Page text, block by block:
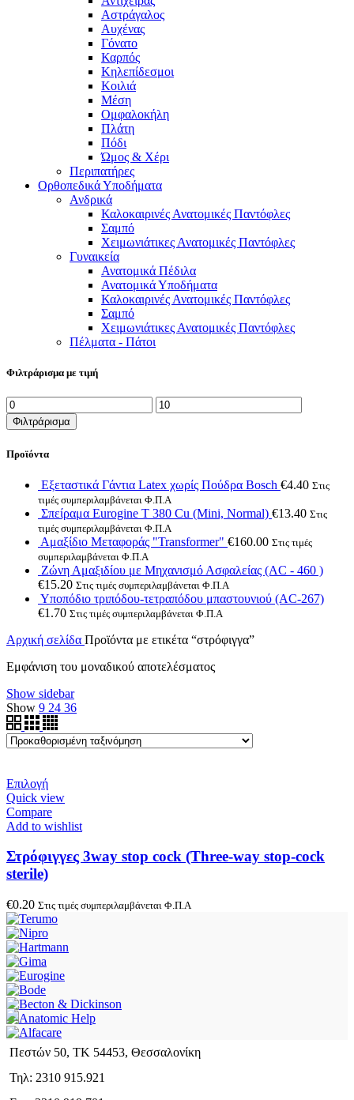
Αστράγαλος
Αυχένας
Γόνατο
Καρπός
Κηλεπίδεσμοι
Κοιλιά
Μέση
Ομφαλοκήλη
Πλάτη
Πόδι
Ώμος & Χέρι
Περιπατήρες
Ορθοπεδικά Υποδήματα
Ανδρικά
Καλοκαιρινές Ανατομικές Παντόφλες
Σαμπό
Χειμωνιάτικες Ανατομικές Παντόφλες
Γυναικεία
Ανατομικά Πέδιλα
Ανατομικά Υποδήματα
Καλοκαιρινές Ανατομικές Παντόφλες
Σαμπό
Χειμωνιάτικες Ανατομικές Παντόφλες
Πέλματα - Πάτοι
Φιλτράρισμα με τιμή
Ελάχιστη
τιμή
Μέγιστη
τιμή
Φιλτράρισμα
Προϊόντα
Εξεταστικά Γάντια Latex χωρίς Πούδρα Bosch €4.40 Στις
τιμές συμπεριλαμβάνεται Φ.Π.Α
Σπείραμα Eurogine Τ 380 Cu (Mini, Normal) €13.40 Στις
τιμές συμπεριλαμβάνεται Φ.Π.Α
Αμαξίδιο Μεταφοράς "Transformer" €160.00 Στις τιμές
συμπεριλαμβάνεται Φ.Π.Α
Ζώνη Αμαξιδίου με Μηχανισμό Ασφαλείας (AC - 460 )
€15.20 Στις τιμές συμπεριλαμβάνεται Φ.Π.Α
Υποπόδιο τριπόδου-τετραπόδου μπαστουνιού (AC-267)
€1.70 Στις τιμές συμπεριλαμβάνεται Φ.Π.Α
Αρχική σελίδα Προϊόντα με ετικέτα “στρόφιγγα”
Εμφάνιση του μοναδικού αποτελέσματος
Show sidebar
Show 9 24 36
Επιλογή
Quick view
Compare
Add to wishlist
Στρόφιγγες 3way stop cock (Three-way stop-cock
sterile)
€0.20 Στις τιμές συμπεριλαμβάνεται Φ.Π.Α
Πεστών 50, ΤΚ 54453, Θεσσαλονίκη
Τηλ: 2310 915.921